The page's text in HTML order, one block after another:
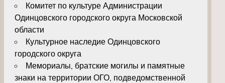
Комитет по культуре Администрации
Одинцовского городского округа Московской
области
Культурное наследие Одинцовского
городского округа
Мемориалы, братские могилы и памятные
знаки на территории ОГО, подведомственной